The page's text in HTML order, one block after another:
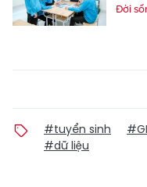
Đời
#tuyển sinh
#dữ liệu